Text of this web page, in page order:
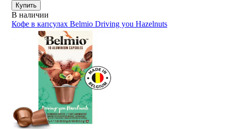
Купить
В наличии
Кофе в капсулах Belmio Driving you Hazelnuts